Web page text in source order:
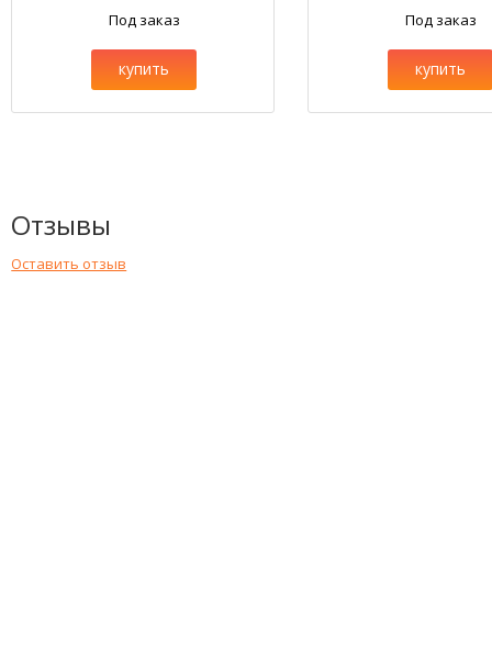
Под заказ
купить
Под заказ
купить
Отзывы
Оставить отзыв